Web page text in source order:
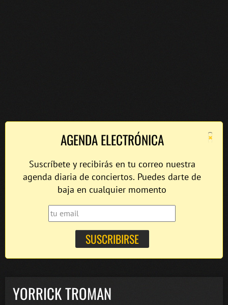
×
AGENDA ELECTRÓNICA
Suscríbete y recibirás en tu correo nuestra
agenda diaria de conciertos. Puedes darte de
baja en cualquier momento
YORRICK TROMAN